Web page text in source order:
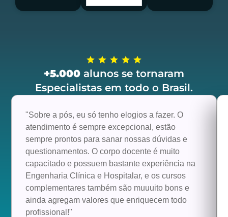
+5.000 alunos se tornaram
Especialistas em todo o Brasil.
"Sobre a pós, eu só tenho elogios a fazer. O
atendimento é sempre excepcional, estão
sempre prontos para sanar nossas dúvidas e
questionamentos. O corpo docente é muito
capacitado e possuem bastante experiência na
Engenharia Clínica e Hospitalar, e os cursos
complementares também são muuuito bons e
ainda agregam valores que enriquecem todo
profissional!"